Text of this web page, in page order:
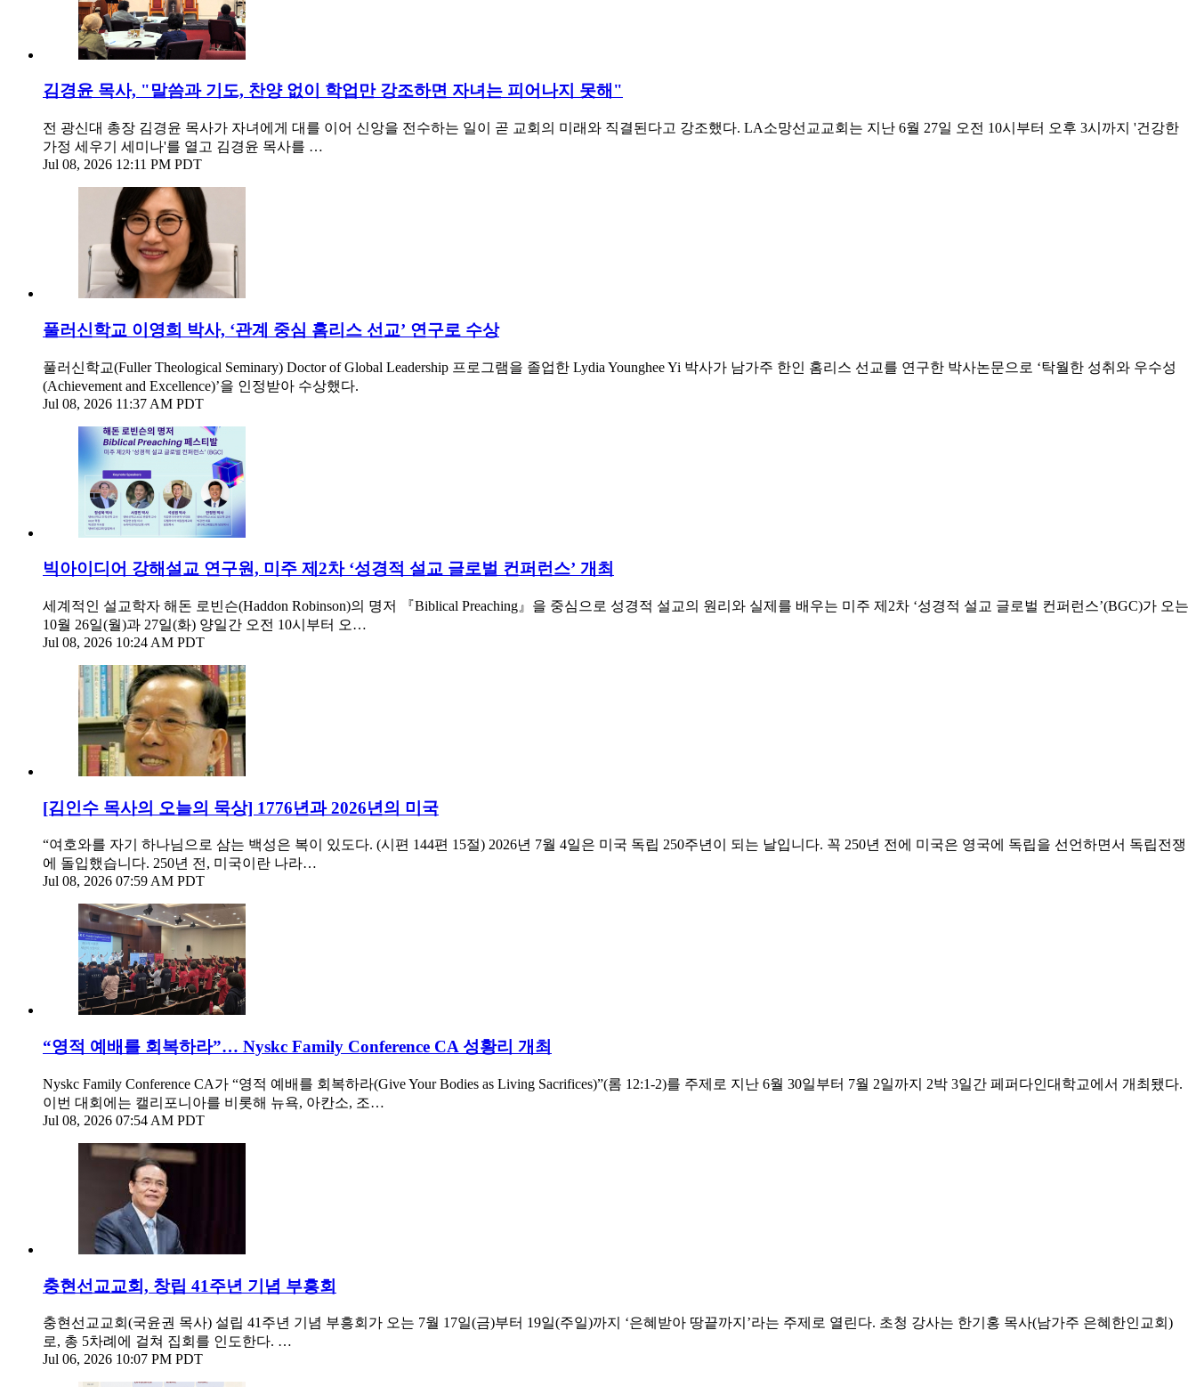
김경윤 목사, "말씀과 기도, 찬양 없이 학업만 강조하면 자녀는 피어나지 못해"
전 광신대 총장 김경윤 목사가 자녀에게 대를 이어 신앙을 전수하는 일이 곧 교회의 미래와 직결된다고 강조했다. LA소망선교교회는 지난 6월 27일 오전 10시부터 오후 3시까지 '건강한
가정 세우기 세미나'를 열고 김경윤 목사를 …
Jul 08, 2026 12:11 PM PDT
풀러신학교 이영희 박사, ‘관계 중심 홈리스 선교’ 연구로 수상
풀러신학교(Fuller Theological Seminary) Doctor of Global Leadership 프로그램을 졸업한 Lydia Younghee Yi 박사가 남가주 한인 홈리스 선교를 연구한 박사논문으로 ‘탁월한 성취와 우수성
(Achievement and Excellence)’을 인정받아 수상했다.
Jul 08, 2026 11:37 AM PDT
빅아이디어 강해설교 연구원, 미주 제2차 ‘성경적 설교 글로벌 컨퍼런스’ 개최
세계적인 설교학자 해돈 로빈슨(Haddon Robinson)의 명저 『Biblical Preaching』을 중심으로 성경적 설교의 원리와 실제를 배우는 미주 제2차 ‘성경적 설교 글로벌 컨퍼런스’(BGC)가 오는
10월 26일(월)과 27일(화) 양일간 오전 10시부터 오…
Jul 08, 2026 10:24 AM PDT
[김인수 목사의 오늘의 묵상] 1776년과 2026년의 미국
“여호와를 자기 하나님으로 삼는 백성은 복이 있도다. (시편 144편 15절) 2026년 7월 4일은 미국 독립 250주년이 되는 날입니다. 꼭 250년 전에 미국은 영국에 독립을 선언하면서 독립전쟁
에 돌입했습니다. 250년 전, 미국이란 나라…
Jul 08, 2026 07:59 AM PDT
“영적 예배를 회복하라”… Nyskc Family Conference CA 성황리 개최
Nyskc Family Conference CA가 “영적 예배를 회복하라(Give Your Bodies as Living Sacrifices)”(롬 12:1-2)를 주제로 지난 6월 30일부터 7월 2일까지 2박 3일간 페퍼다인대학교에서 개최됐다.
이번 대회에는 캘리포니아를 비롯해 뉴욕, 아칸소, 조…
Jul 08, 2026 07:54 AM PDT
충현선교교회, 창립 41주년 기념 부흥회
충현선교교회(국윤권 목사) 설립 41주년 기념 부흥회가 오는 7월 17일(금)부터 19일(주일)까지 ‘은혜받아 땅끝까지’라는 주제로 열린다. 초청 강사는 한기홍 목사(남가주 은혜한인교회)
로, 총 5차례에 걸쳐 집회를 인도한다. …
Jul 06, 2026 10:07 PM PDT